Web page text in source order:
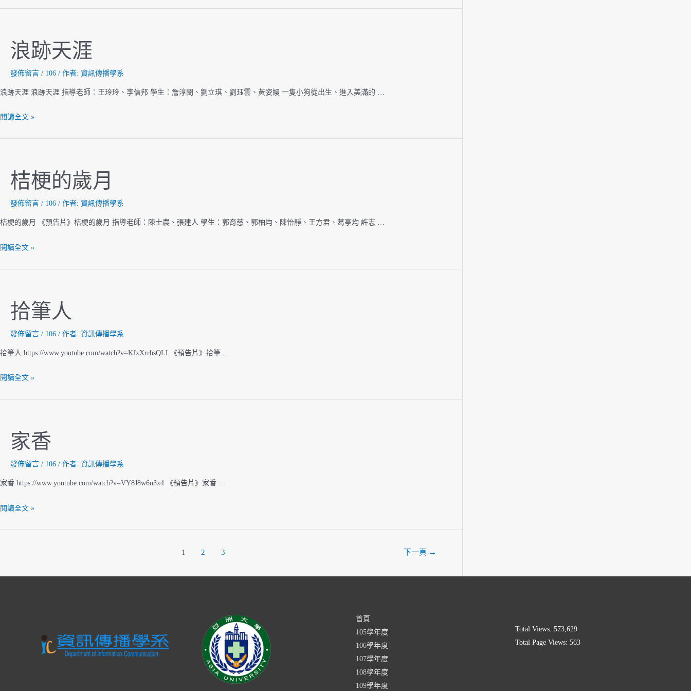
浪跡天涯
發佈留言 / 106 / 作者: 資訊傳播學系
浪跡天涯 浪跡天涯 指導老師：王玲玲、李信邦 學生：詹淳閔、劉立琪、劉珏雲、黃姿嫚 一隻小狗從出生、進入美滿的 …
浪
閱讀全文 »
桔梗的歲月
發佈留言 / 106 / 作者: 資訊傳播學系
桔梗的歲月 《預告片》桔梗的歲月 指導老師：陳士農、張建人 學生：郭育慈、郭柚均、陳怡靜、王方君、葛亭均 許志 …
桔
閱讀全文 »
拾筆人
發佈留言 / 106 / 作者: 資訊傳播學系
拾筆人 https://www.youtube.com/watch?v=KfxXrrbsQLI 《預告片》拾筆 …
拾
閱讀全文 »
家香
發佈留言 / 106 / 作者: 資訊傳播學系
家香 https://www.youtube.com/watch?v=VY8J8w6n3x4 《預告片》家香 …
家
閱讀全文 »
分
1 2 3 下一頁 →
首頁
105學年度
106學年度
107學年度
108學年度
109學年度
Total Views: 573,629
Total Page Views: 563